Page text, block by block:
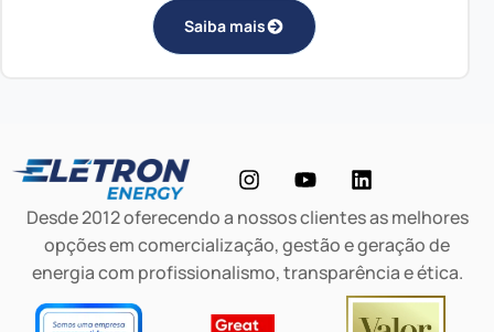
Saiba mais
Desde 2012 oferecendo a nossos clientes as melhores
opções em comercialização, gestão e geração de
energia com profissionalismo, transparência e ética.